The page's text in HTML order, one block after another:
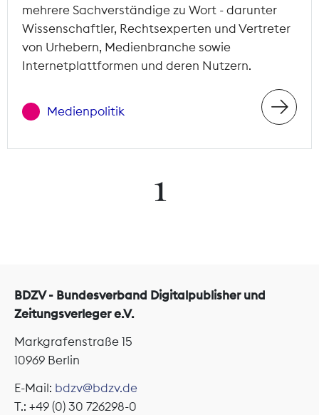
mehrere Sachverständige zu Wort - darunter
Wissenschaftler, Rechtsexperten und Vertreter
von Urhebern, Medienbranche sowie
Internetplattformen und deren Nutzern.
Medienpolitik
1
BDZV - Bundesverband Digitalpublisher und
Zeitungsverleger e.V.
Markgrafenstraße 15
10969 Berlin
E-Mail: bdzv@bdzv.de
T.: +49 (0) 30 726298-0